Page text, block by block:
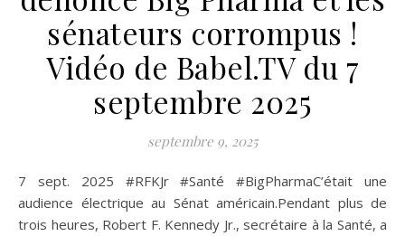
sénateurs corrompus !
Vidéo de Babel.TV du 7
septembre 2025
septembre 9, 2025
7 sept. 2025 #RFKJr #Santé #BigPharmaC’était une
audience électrique au Sénat américain.Pendant plus de
trois heures, Robert F. Kennedy Jr., secrétaire à la Santé, a